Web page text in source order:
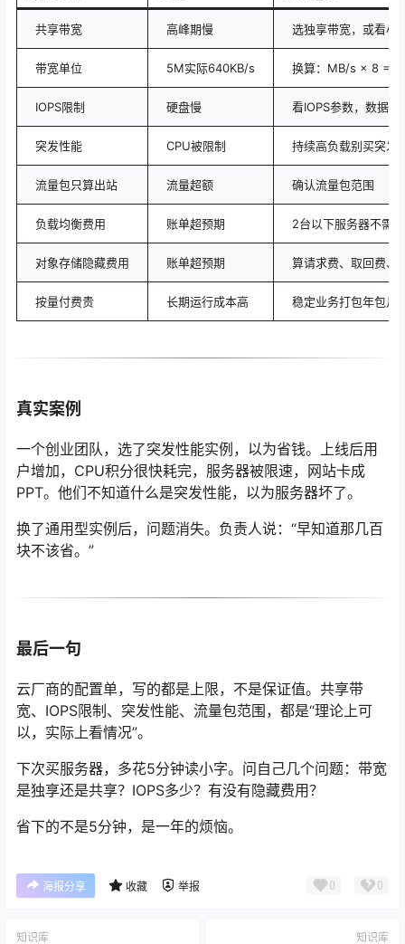
共享带宽 高峰期慢 选独享带宽，或看小
带宽单位 5M实际640KB/s 换算：MB/s × 8 =
IOPS限制 硬盘慢 看IOPS参数，数据库
突发性能 CPU被限制 持续高负载别买突发
流量包只算出站 流量超额 确认流量包范围
负载均衡费用 账单超预期 2台以下服务器不需要
对象存储隐藏费用 账单超预期 算请求费、取回费、
按量付费贵 长期运行成本高 稳定业务打包年包月
真实案例
一个创业团队，选了突发性能实例，以为省钱。上线后用
户增加，CPU积分很快耗完，服务器被限速，网站卡成
PPT。他们不知道什么是突发性能，以为服务器坏了。
换了通用型实例后，问题消失。负责人说：“早知道那几百
块不该省。”
最后一句
云厂商的配置单，写的都是上限，不是保证值。共享带
宽、IOPS限制、突发性能、流量包范围，都是“理论上可
以，实际上看情况”。
下次买服务器，多花5分钟读小字。问自己几个问题：带宽
是独享还是共享？IOPS多少？有没有隐藏费用？
省下的不是5分钟，是一年的烦恼。
海报分享 收藏 举报 0 0
知识库 知识库